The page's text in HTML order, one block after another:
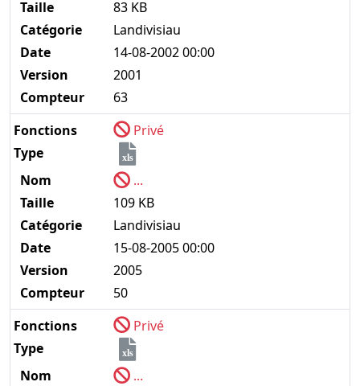
Taille
83 KB
Catégorie
Landivisiau
Date
14-08-2002 00:00
Version
2001
Compteur
63
Fonctions
Privé
Type
xls
Nom
...
Taille
109 KB
Catégorie
Landivisiau
Date
15-08-2005 00:00
Version
2005
Compteur
50
Fonctions
Privé
Type
xls
Nom
...